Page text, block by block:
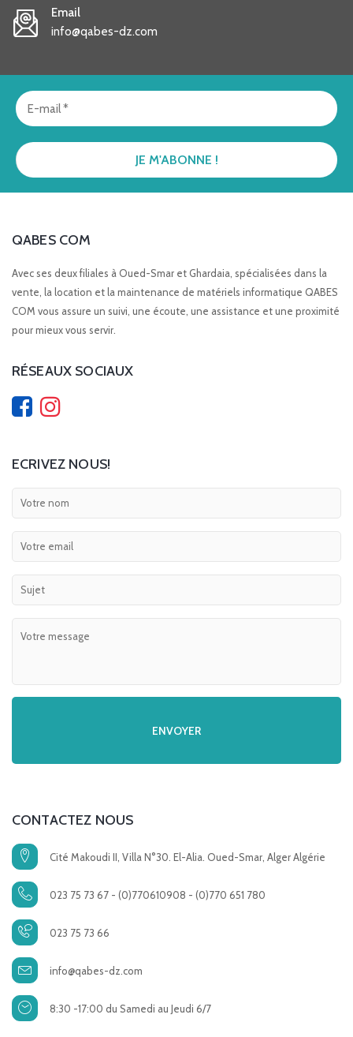
Email
info@qabes-dz.com
QABES COM
Avec ses deux filiales à Oued-Smar et Ghardaia, spécialisées dans la
vente, la location et la maintenance de matériels informatique QABES
COM vous assure un suivi, une écoute, une assistance et une proximité
pour mieux vous servir.
RÉSEAUX SOCIAUX
ECRIVEZ NOUS!
CONTACTEZ NOUS
Cité Makoudi II, Villa N°30. El-Alia. Oued-Smar, Alger Algérie
023 75 73 67 - (0)770610908 - (0)770 651 780
023 75 73 66
info@qabes-dz.com
8:30 -17:00 du Samedi au Jeudi 6/7